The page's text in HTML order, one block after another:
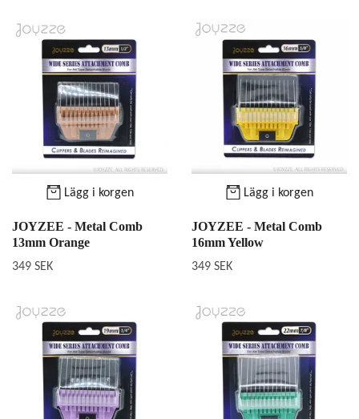
Lägg i korgen
JOYZEE - Metal Comb
13mm Orange
349 SEK
Lägg i korgen
JOYZEE - Metal Comb
16mm Yellow
349 SEK